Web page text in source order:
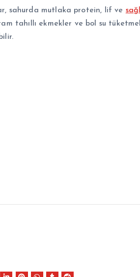
sahurda mutlaka protein, lif ve
tahıllı ekmekler ve bol su